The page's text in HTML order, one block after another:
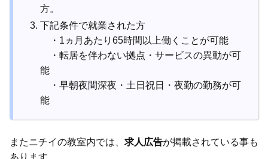
方。
下記条件で就業された方
・1ヵ月あたり65時間以上働くことが可能
・転居を伴わない拠点・サービスの異動が可
能
・早朝夜間深夜・土日祝日・夜勤の勤務が可
能
またニチイの教室内では、 求人広告が掲載されている事も
あります。